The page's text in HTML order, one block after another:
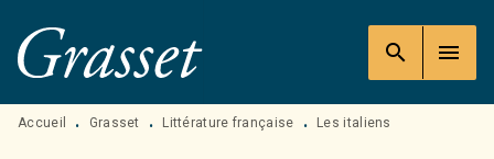
MENU RECHERCHE
PIED DE PAGE
search menu
Accueil • Grasset • Littérature française • Les italiens